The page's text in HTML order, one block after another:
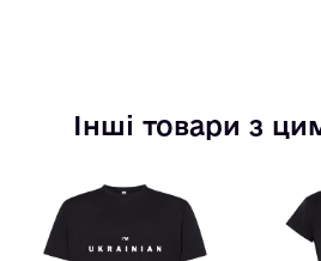
Інші товари з